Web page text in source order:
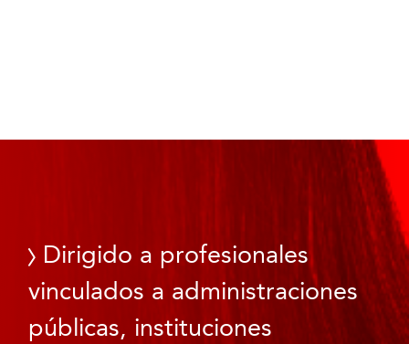
Dirigido a profesionales
vinculados a administraciones
públicas, instituciones